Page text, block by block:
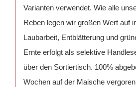
Varianten verwendet. Wie alle
Reben legen wir großen Wert auf
Laubarbeit, Entblätterung und
Ernte erfolgt als selektive
über den Sortiertisch. 100%
Wochen auf der Maische